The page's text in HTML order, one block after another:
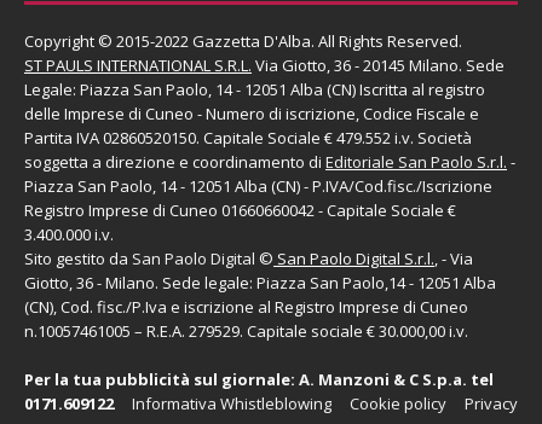
Copyright © 2015-2022 Gazzetta D'Alba. All Rights Reserved.
ST PAULS INTERNATIONAL S.R.L. Via Giotto, 36 - 20145 Milano. Sede
Legale: Piazza San Paolo, 14 - 12051 Alba (CN) Iscritta al registro
delle Imprese di Cuneo - Numero di iscrizione, Codice Fiscale e
Partita IVA 02860520150. Capitale Sociale € 479.552 i.v. Società
soggetta a direzione e coordinamento di Editoriale San Paolo S.r.l. -
Piazza San Paolo, 14 - 12051 Alba (CN) - P.IVA/Cod.fisc./Iscrizione
Registro Imprese di Cuneo 01660660042 - Capitale Sociale €
3.400.000 i.v.
Sito gestito da San Paolo Digital © San Paolo Digital S.r.l., - Via
Giotto, 36 - Milano. Sede legale: Piazza San Paolo,14 - 12051 Alba
(CN), Cod. fisc./P.Iva e iscrizione al Registro Imprese di Cuneo
n.10057461005 – R.E.A. 279529. Capitale sociale € 30.000,00 i.v.
Per la tua pubblicità sul giornale: A. Manzoni & C S.p.a. tel
0171.609122
Privacy
Cookie policy
Informativa Whistleblowing